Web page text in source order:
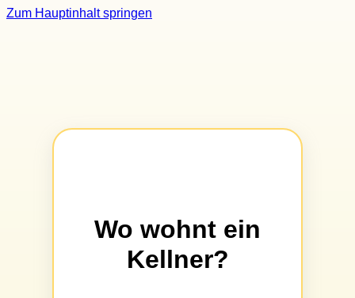
Zum Hauptinhalt springen
Wo wohnt ein
Kellner?